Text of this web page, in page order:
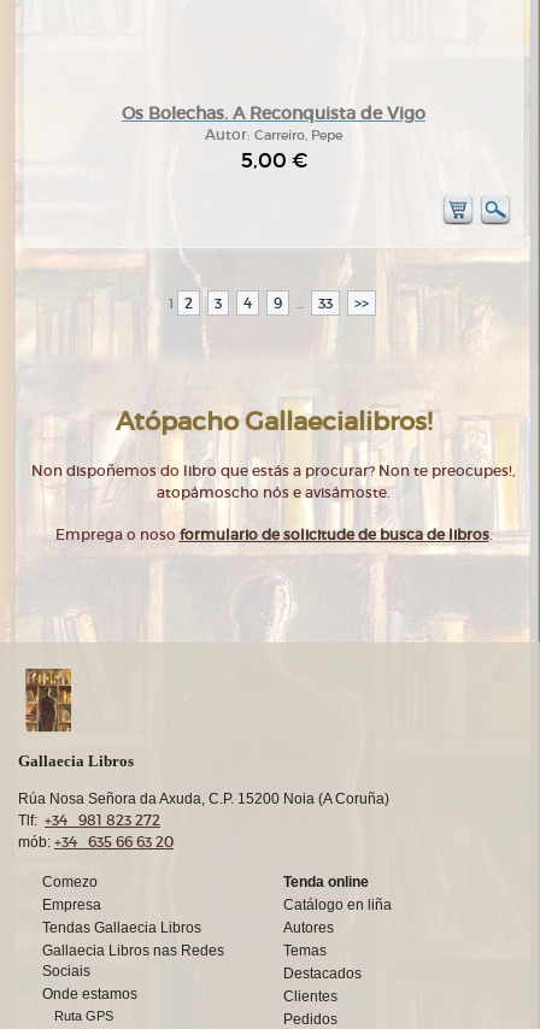
Os Bolechas. A Reconquista de Vigo
Autor: Carreiro, Pepe
5,00 €
1 2 3 4 9 ... 33 >>
Atópacho Gallaecialibros!
Non dispoñemos do libro que estás a procurar? Non te preocupes!,
atopámoscho nós e avisámoste.
Emprega o nosoformulario de solicitude de busca de libros.
Gallaecia Libros
Rúa Nosa Señora da Axuda, C.P. 15200 Noia (A Coruña)
Tlf: +34 981 823 272
mób: +34 635 66 63 20
Comezo
Empresa
Tendas Gallaecia Libros
Gallaecia Libros nas Redes
Sociais
Onde estamos
Ruta GPS
Tenda online
Catálogo en liña
Autores
Temas
Destacados
Clientes
Pedidos